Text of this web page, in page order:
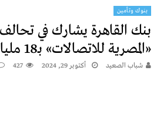
بنوك وتأمين
بنك القاهرة يشارك في
«المصرية للاتصالات» بـ18 مليار جنيه
شباب الصعيد أكتوبر 29, 2024 427